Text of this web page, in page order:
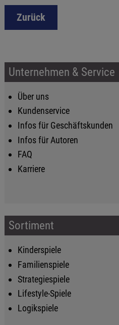
Zurück
Unternehmen & Service
Über uns
Kundenservice
Infos für Geschäftskunden
Infos für Autoren
FAQ
Karriere
Sortiment
Kinderspiele
Familienspiele
Strategiespiele
Lifestyle-Spiele
Logikspiele